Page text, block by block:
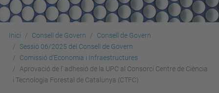
Inici Consell de Govern
Consell de Govern
Sessió 06/2025 del Consell de Govern
Comissió d’Economia i Infraestructures
Aprovació de l’ adhesió de la UPC al Consorci Centre de Ciència
i Tecnologia Forestal de Catalunya (CTFC).